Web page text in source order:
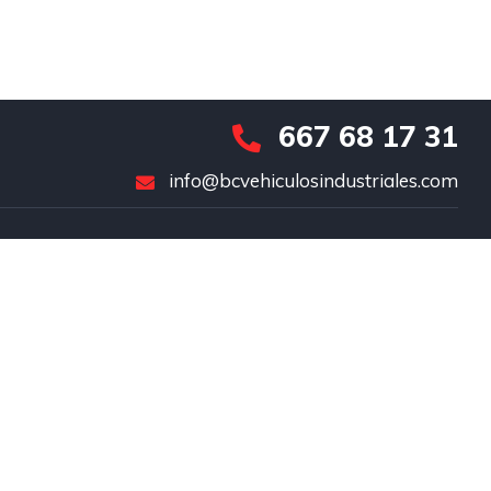
667 68 17 31
info@bcvehiculosindustriales.com